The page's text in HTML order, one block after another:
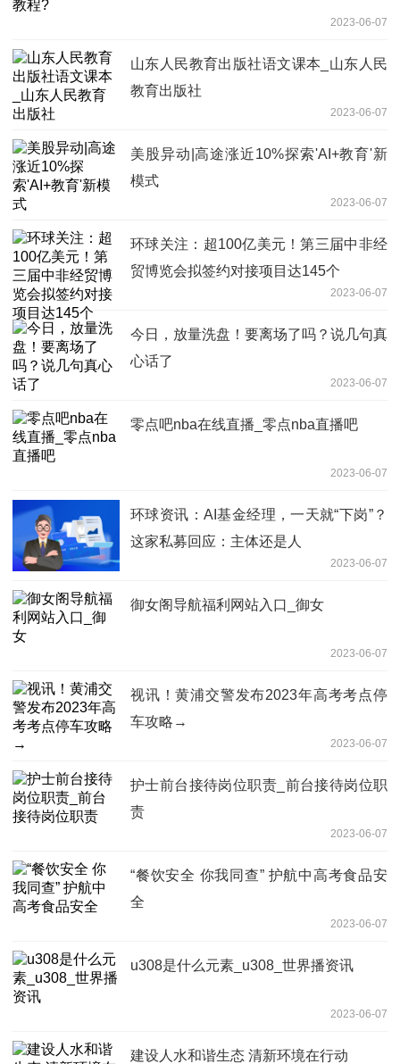
2023-06-07
山东人民教育出版社语文课本_山东人民
教育出版社
2023-06-07
美股异动|高途涨近10%探索'AI+教育'新
模式
2023-06-07
环球关注：超100亿美元！第三届中非经
贸博览会拟签约对接项目达145个
2023-06-07
今日，放量洗盘！要离场了吗？说几句真
心话了
2023-06-07
零点吧nba在线直播_零点nba直播吧
2023-06-07
环球资讯：AI基金经理，一天就“下岗”？
这家私募回应：主体还是人
2023-06-07
御女阁导航福利网站入口_御女
2023-06-07
视讯！黄浦交警发布2023年高考考点停
车攻略→
2023-06-07
护士前台接待岗位职责_前台接待岗位职
责
2023-06-07
“餐饮安全 你我同查” 护航中高考食品安
全
2023-06-07
u308是什么元素_u308_世界播资讯
2023-06-07
建设人水和谐生态 清新环境在行动